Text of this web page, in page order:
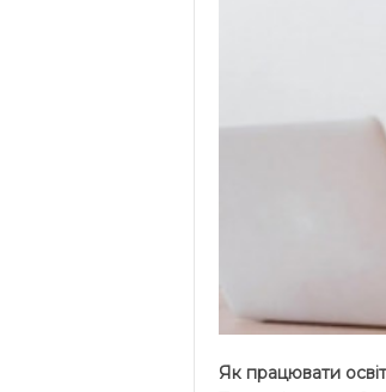
Як працювати